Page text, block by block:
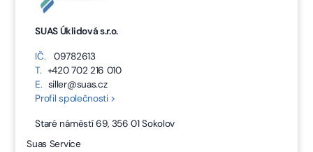
SUAS Úklidová s.r.o.
IČ.
09782613
T. +420 702 216 010
E. siller@suas.cz
Profil společnosti >
Staré náměstí 69, 356 01 Sokolov
Suas Service